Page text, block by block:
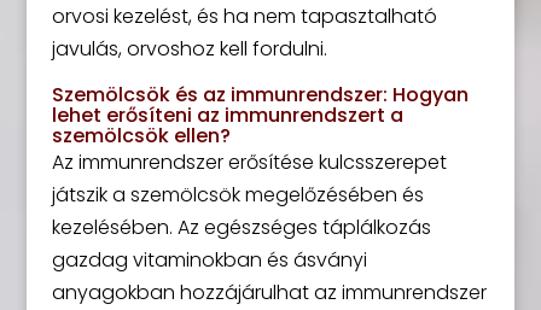
orvosi kezelést, és ha nem tapasztalható
javulás, orvoshoz kell fordulni.
Szemölcsök és az immunrendszer: Hogyan
lehet erősíteni az immunrendszert a
szemölcsök ellen?
Az immunrendszer erősítése kulcsszerepet
játszik a szemölcsök megelőzésében és
kezelésében. Az egészséges táplálkozás
gazdag vitaminokban és ásványi
anyagokban hozzájárulhat az immunrendszer